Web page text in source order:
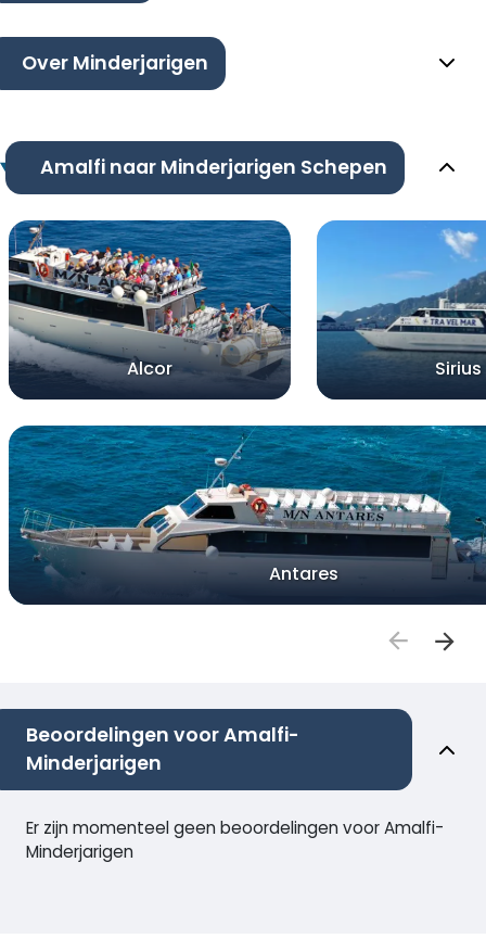
Over Minderjarigen
Amalfi naar Minderjarigen Schepen
Alcor Sirius
Antares
Beoordelingen voor Amalfi-
Minderjarigen
Er zijn momenteel geen beoordelingen voor Amalfi-
Minderjarigen